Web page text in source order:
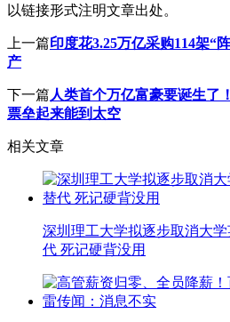
以链接形式注明文章出处。
上一篇印度花3.25万亿采购114架“
产
下一篇 人类首个万亿富豪要诞生了
票垒起来能到太空
相关文章
深圳理工大学拟逐步取消大
代 死记硬背没用